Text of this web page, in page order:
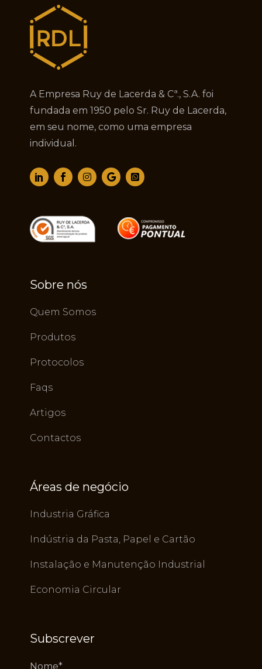
A Empresa Ruy de Lacerda & Cª., S.A. foi
fundada em 1950 pelo Sr. Ruy de Lacerda,
em seu nome, como uma empresa
individual.
Sobre nós
Quem Somos
Produtos
Protocolos
Faqs
Artigos
Contactos
Áreas de negócio
Industria Gráfica
Indústria da Pasta, Papel e Cartão
Instalação e Manutenção Industrial
Economia Circular
Subscrever